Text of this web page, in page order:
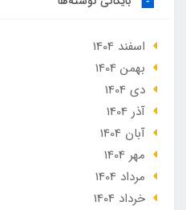
اسفند 1404
بهمن 1404
دی 1404
آذر 1404
آبان 1404
مهر 1404
مرداد 1404
خرداد 1404